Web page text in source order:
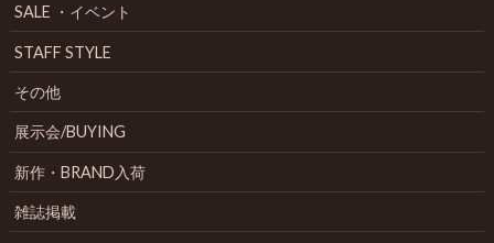
SALE ・イベント
STAFF STYLE
その他
展示会/BUYING
新作・BRAND入荷
雑誌掲載